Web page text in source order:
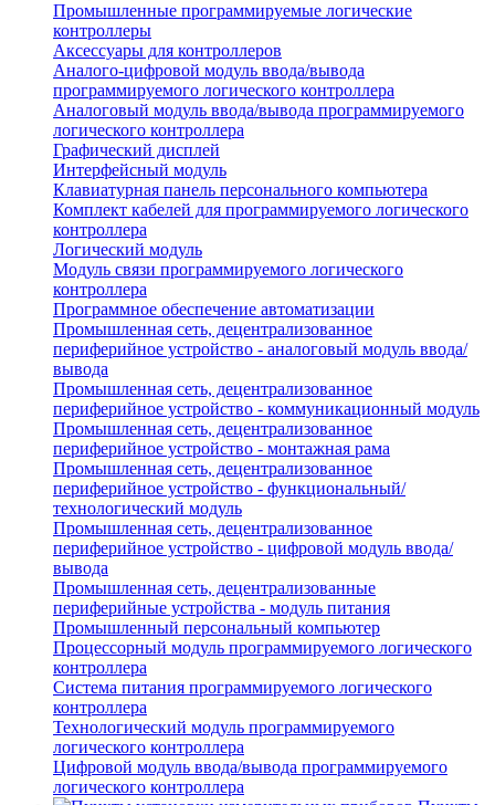
Промышленные программируемые логические
контроллеры
Аксессуары для контроллеров
Аналого-цифровой модуль ввода/вывода
программируемого логического контроллера
Аналоговый модуль ввода/вывода программируемого
логического контроллера
Графический дисплей
Интерфейсный модуль
Клавиатурная панель персонального компьютера
Комплект кабелей для программируемого логического
контроллера
Логический модуль
Модуль связи программируемого логического
контроллера
Программное обеспечение автоматизации
Промышленная сеть, децентрализованное
периферийное устройство - аналоговый модуль ввода/
вывода
Промышленная сеть, децентрализованное
периферийное устройство - коммуникационный модуль
Промышленная сеть, децентрализованное
периферийное устройство - монтажная рама
Промышленная сеть, децентрализованное
периферийное устройство - функциональный/
технологический модуль
Промышленная сеть, децентрализованное
периферийное устройство - цифровой модуль ввода/
вывода
Промышленная сеть, децентрализованные
периферийные устройства - модуль питания
Промышленный персональный компьютер
Процессорный модуль программируемого логического
контроллера
Система питания программируемого логического
контроллера
Технологический модуль программируемого
логического контроллера
Цифровой модуль ввода/вывода программируемого
логического контроллера